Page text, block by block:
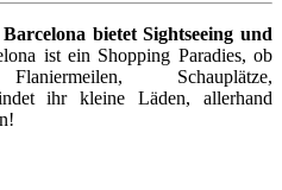
Barcelona bietet Sightseeing und
ist ein Shopping Paradies, ob
Schauplätze,
ihr kleine Läden, allerhand